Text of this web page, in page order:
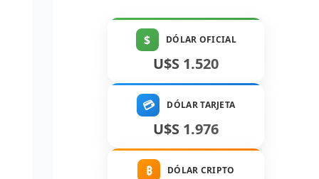
$ DÓLAR OFICIAL
U$S 1.520
💳 DÓLAR TARJETA
U$S 1.976
₿ DÓLAR CRIPTO